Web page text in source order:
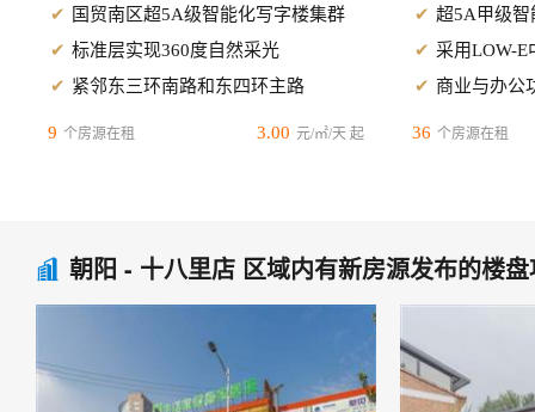
国贸南区超5A级智能化写字楼集群
标准层实现360度自然采光
紧邻东三环南路和东四环主路
9 个房源在租 3.00 元/㎡/天 起
超5A甲级智
采用LOW-E
商业与办公
36 个房源在租
 朝阳 - 十八里店 区域内有新房源发布的楼